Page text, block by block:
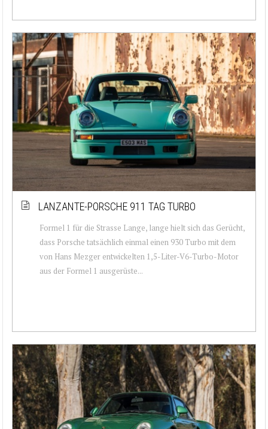
LANZANTE-PORSCHE 911 TAG TURBO
Formel 1 für die Strasse Lange, lange hielt sich das Gerücht,
dass Porsche tatsächlich einmal einen 930 Turbo mit dem
von Hans Mezger entwickelten 1,5-Liter-V6-Turbo-Motor
aus der Formel 1 ausgerüste...